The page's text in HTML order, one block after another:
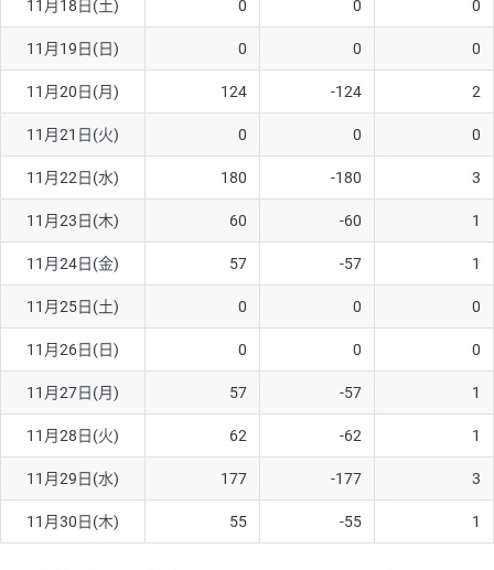
11月18日(土) 0 0 0
11月19日(日) 0 0 0
11月20日(月) 124 -124 2
11月21日(火) 0 0 0
11月22日(水) 180 -180 3
11月23日(木) 60 -60 1
11月24日(金) 57 -57 1
11月25日(土) 0 0 0
11月26日(日) 0 0 0
11月27日(月) 57 -57 1
11月28日(火) 62 -62 1
11月29日(水) 177 -177 3
11月30日(木) 55 -55 1